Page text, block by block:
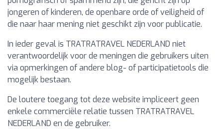
jongeren of kinderen, de openbare orde of veiligheid of
die naar haar mening niet geschikt zijn voor publicatie.
In ieder geval is TRATRATRAVEL NEDERLAND niet
verantwoordelijk voor de meningen die gebruikers uiten
via opmerkingen of andere blog- of participatietools die
mogelijk bestaan.
De loutere toegang tot deze website impliceert geen
enkele commerciële relatie tussen TRATRATRAVEL
NEDERLAND en de gebruiker.